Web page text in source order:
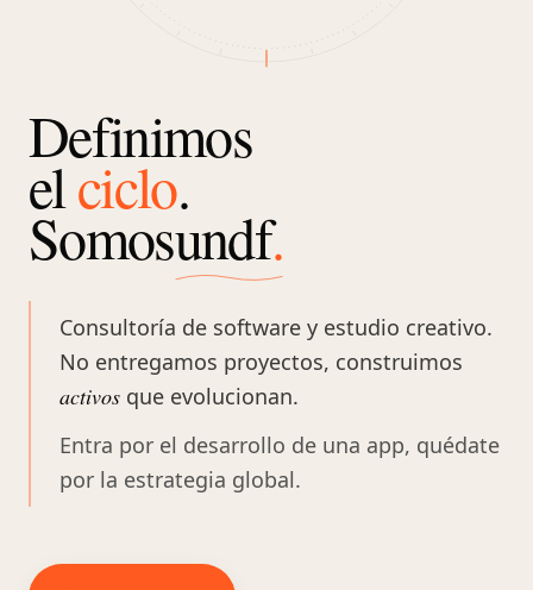
Definimos
elciclo.
Somosundf.
Consultoría de software y estudio creativo.
No entregamos proyectos, construimos
activos que evolucionan.
Entra por el desarrollo de una app, quédate
por la estrategia global.